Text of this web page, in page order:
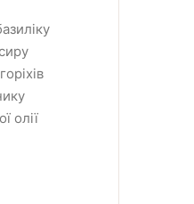
олії